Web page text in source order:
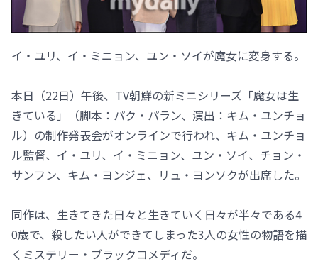
イ・ユリ、イ・ミニョン、ユン・ソイが魔女に変身する。
本日（22日）午後、TV朝鮮の新ミニシリーズ「魔女は生
きている」（脚本：パク・パラン、演出：キム・ユンチョ
ル）の制作発表会がオンラインで行われ、キム・ユンチョ
ル監督、イ・ユリ、イ・ミニョン、ユン・ソイ、チョン・
サンフン、キム・ヨンジェ、リュ・ヨンソクが出席した。
同作は、生きてきた日々と生きていく日々が半々である4
0歳で、殺したい人ができてしまった3人の女性の物語を描
くミステリー・ブラックコメディだ。